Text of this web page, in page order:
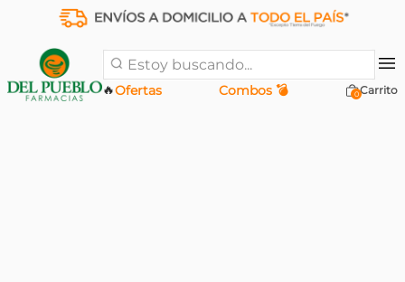
Estoy buscando...
Ofertas
🔥 Combos 💣 0